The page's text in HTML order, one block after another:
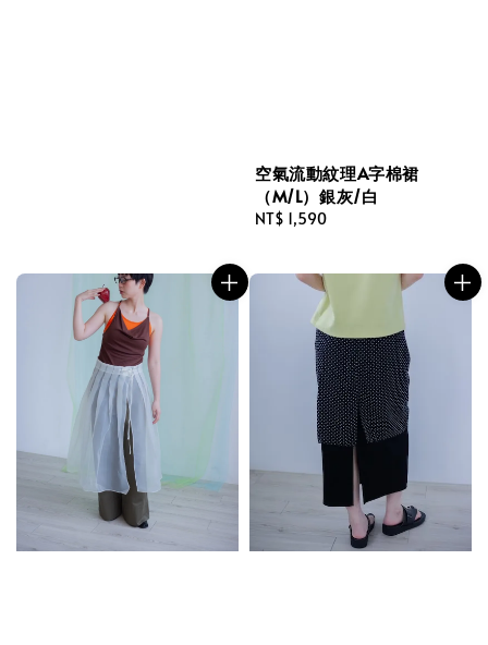
空氣流動紋理A字棉裙
（M/L）銀灰/白
Regular
NT$ 1,590